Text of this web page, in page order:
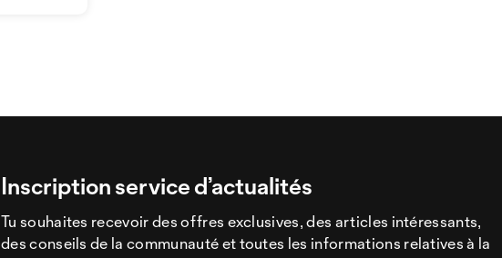
Inscription service d’actualités
Tu souhaites recevoir des offres exclusives, des articles intéressants,
des conseils de la communauté et toutes les informations relatives à la